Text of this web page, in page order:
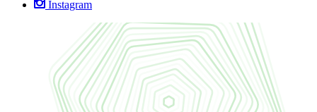
Instagram